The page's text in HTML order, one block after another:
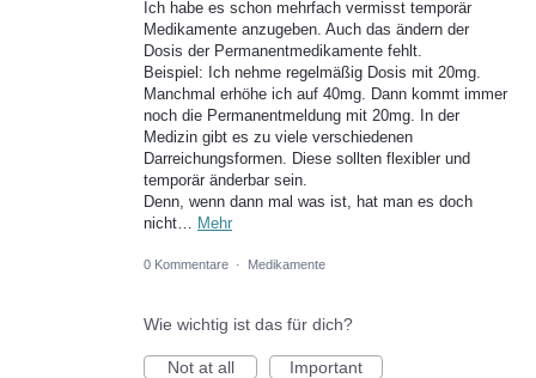
Ich habe es schon mehrfach vermisst temporär
Medikamente anzugeben. Auch das ändern der
Dosis der Permanentmedikamente fehlt.
Beispiel: Ich nehme regelmäßig Dosis mit 20mg.
Manchmal erhöhe ich auf 40mg. Dann kommt immer
noch die Permanentmeldung mit 20mg. In der
Medizin gibt es zu viele verschiedenen
Darreichungsformen. Diese sollten flexibler und
temporär änderbar sein.
Denn, wenn dann mal was ist, hat man es doch
nicht… Mehr
0 Kommentare · Medikamente
Wie wichtig ist das für dich?
Not at all
Important